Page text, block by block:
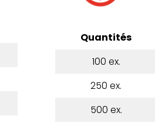
Quantités
100 ex.
250 ex.
500 ex.